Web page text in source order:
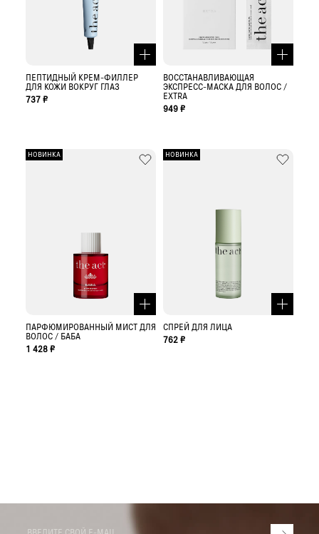
ПЕПТИДНЫЙ КРЕМ-ФИЛЛЕР
ДЛЯ КОЖИ ВОКРУГ ГЛАЗ
737 ₽
ВОССТАНАВЛИВАЮЩАЯ
ЭКСПРЕСС-МАСКА ДЛЯ ВОЛОС /
EXTRA
949 ₽
НОВИНКА
ПАРФЮМИРОВАННЫЙ МИСТ ДЛЯ
ВОЛОС / БАБА
1 428 ₽
НОВИНКА
СПРЕЙ ДЛЯ ЛИЦА
762 ₽